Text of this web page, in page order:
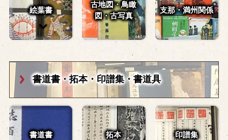
絵葉書
古地図・鳥瞰
図・古写真
支那・満州関係
書道書・拓本・印譜集・書道具
書道書 拓本 印譜集